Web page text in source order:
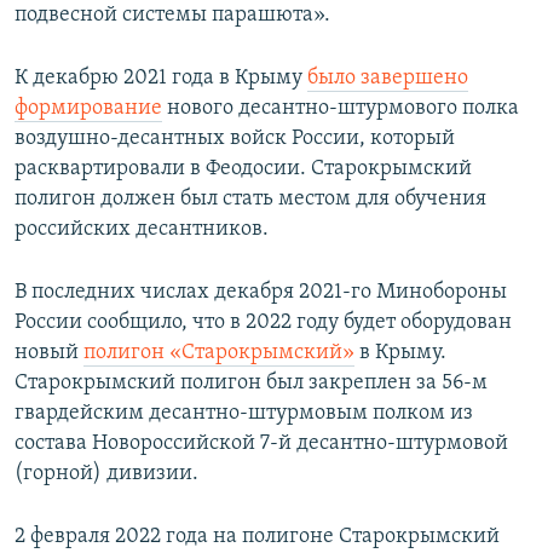
подвесной системы парашюта».
К декабрю 2021 года в Крыму было завершено
формирование нового десантно-штурмового полка
воздушно-десантных войск России, который
расквартировали в Феодосии. Старокрымский
полигон должен был стать местом для обучения
российских десантников.
В последних числах декабря 2021-го Минобороны
России сообщило, что в 2022 году будет оборудован
новый полигон «Старокрымский» в Крыму.
Старокрымский полигон был закреплен за 56-м
гвардейским десантно-штурмовым полком из
состава Новороссийской 7-й десантно-штурмовой
(горной) дивизии.
2 февраля 2022 года на полигоне Старокрымский